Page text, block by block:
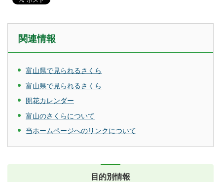
関連情報
富山県で見られるさくら
富山県で見られるさくら
開花カレンダー
富山のさくらについて
当ホームページへのリンクについて
目的別情報